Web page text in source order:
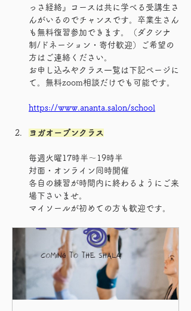
っさ経絡』コースは共に学べる受講生さ
んがいるのでチャンスです。卒業生さん
も無料復習参加できます。（ダクシナ
制/ドネーション・寄付歓迎）ご希望の
方はご連絡ください。
お申し込みやクラス一覧は下記ページに
て。無料zoom相談だけでも可能です。
https://www.ananta.salon/school
ヨガオープンクラス
毎週火曜17時半〜19時半
対面・オンライン同時開催
各自の練習が時間内に終わるようにご来
場下さいませ。
マイソールが初めての方も歓迎です。